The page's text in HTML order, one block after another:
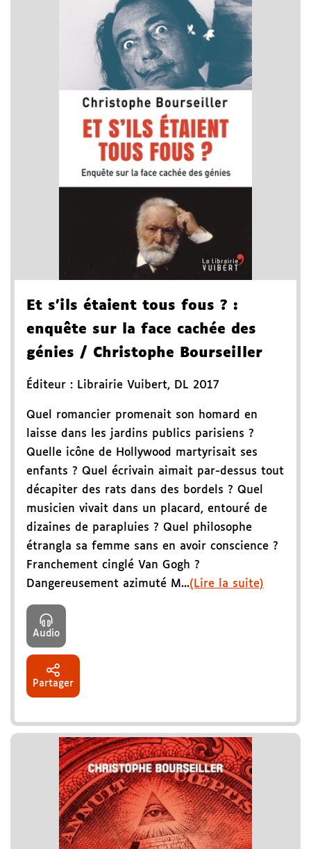
Et s'ils étaient tous fous ? :
enquête sur la face cachée des
génies / Christophe Bourseiller
Éditeur : Librairie Vuibert, DL 2017
Quel romancier promenait son homard en
laisse dans les jardins publics parisiens ?
Quelle icône de Hollywood martyrisait ses
enfants ? Quel écrivain aimait par-dessus tout
décapiter des rats dans des bordels ? Quel
musicien vivait dans un placard, entouré de
dizaines de parapluies ? Quel philosophe
étrangla sa femme sans en avoir conscience ?
Franchement cinglé Van Gogh ?
Dangereusement azimuté M...(Lire la suite)
Audio
Partager